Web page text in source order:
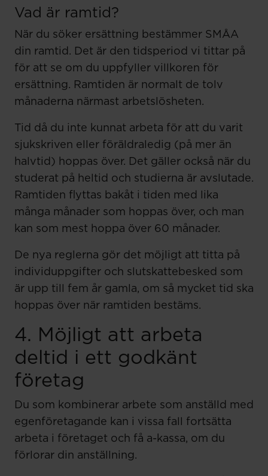
Vad är ramtid?
När du söker ersättning bestämmer SMÅA
din ramtid. Det är den tidsperiod vi tittar på
för att se om du uppfyller villkoren för
ersättning. Ramtiden är normalt de tolv
månaderna närmast arbetslösheten.
Tid då du inte kunnat arbeta för att du varit
sjukskriven eller föräldraledig (på mer än
halvtid) hoppas över. Det gäller också när du
studerat på heltid och studierna är avslutade.
Ramtiden flyttas bakåt i tiden med lika
många månader som hoppas över, och man
kan som mest hoppa över 60 månader.
De nya reglerna gör det möjligt att titta på
individuppgifter och slutskattebesked som
är upp till fem år gamla, om så mycket tid ska
hoppas över när ramtiden bestäms.
4. Möjligt att arbeta
deltid i ett godkänt
företag
Du som kombinerar arbete som anställd med
egenföretagande kan i vissa fall fortsätta
arbeta i företaget och få a-kassa, om du
förlorar din anställning.